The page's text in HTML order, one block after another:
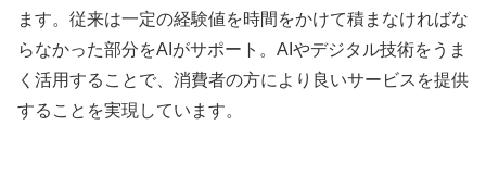
ます。従来は一定の経験値を時間をかけて積まなければな
らなかった部分をAIがサポート。AIやデジタル技術をうま
く活用することで、消費者の方により良いサービスを提供
することを実現しています。